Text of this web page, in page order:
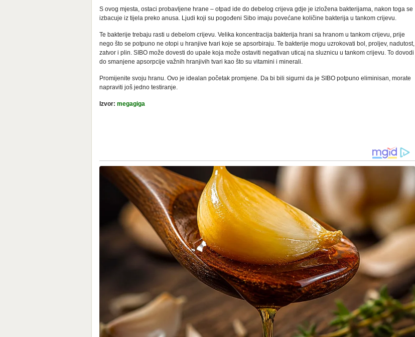
S ovog mjesta, ostaci probavljene hrane – otpad ide do debelog crijeva gdje je izložena bakterijama, nakon toga se
izbacuje iz tijela preko anusa. Ljudi koji su pogođeni Sibo imaju povećane količine bakterija u tankom crijevu.
Te bakterije trebaju rasti u debelom crijevu. Velika koncentracija bakterija hrani sa hranom u tankom crijevu, prije
nego što se potpuno ne otopi u hranjive tvari koje se apsorbiraju. Te bakterije mogu uzrokovati bol, proljev, nadutost,
zatvor i plin. SIBO može dovesti do upale koja može ostaviti negativan uticaj na sluznicu u tankom crijevu. To dovodi
do smanjene apsorpcije važnih hranjivih tvari kao što su vitamini i minerali.
Promijenite svoju hranu. Ovo je idealan početak promjene. Da bi bili sigurni da je SIBO potpuno eliminisan, morate
napraviti još jedno testiranje.
Izvor: megagiga